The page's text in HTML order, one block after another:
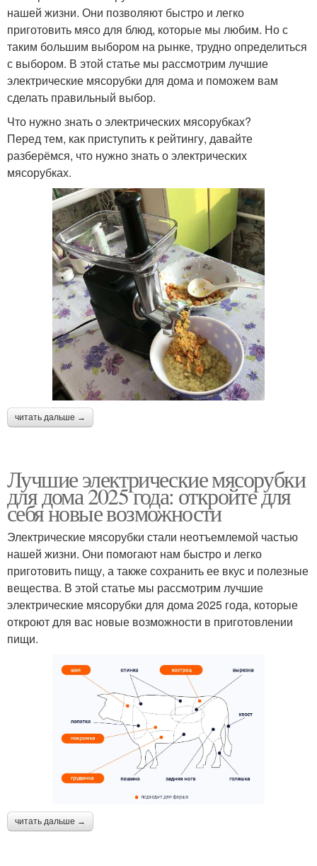
нашей жизни. Они позволяют быстро и легко
приготовить мясо для блюд, которые мы любим. Но с
таким большим выбором на рынке, трудно определиться
с выбором. В этой статье мы рассмотрим лучшие
электрические мясорубки для дома и поможем вам
сделать правильный выбор.
Что нужно знать о электрических мясорубках?
Перед тем, как приступить к рейтингу, давайте
разберёмся, что нужно знать о электрических
мясорубках.
читать дальше →
Лучшие электрические мясорубки
для дома 2025 года: откройте для
себя новые возможности
Электрические мясорубки стали неотъемлемой частью
нашей жизни. Они помогают нам быстро и легко
приготовить пищу, а также сохранить ее вкус и полезные
вещества. В этой статье мы рассмотрим лучшие
электрические мясорубки для дома 2025 года, которые
откроют для вас новые возможности в приготовлении
пищи.
читать дальше →